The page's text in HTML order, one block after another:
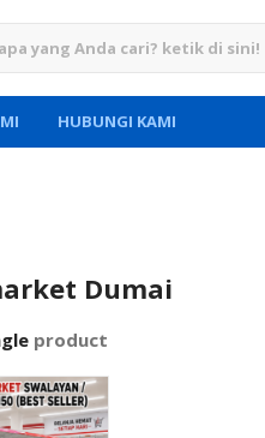
HUBUNGI KAMI
Dumai
product